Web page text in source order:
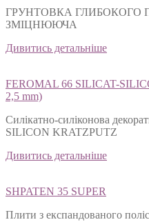
ГРУНТОВКА ГЛИБОКОГО
ЗМІЦНЮЮЧА
Дивитись детальніше
FEROMAL 66 SILICAT-
2,5 mm)
Силікатно-силіконова
SILICON KRATZPUTZ
Дивитись детальніше
SHPATEN 35 SUPER
Плити з експандованого